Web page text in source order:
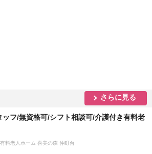
さらに見る
ッフ/無資格可/シフト相談可/介護付き有料老
料老人ホーム 喜美の森 仲町台